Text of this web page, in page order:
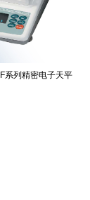
系列精密电子天平